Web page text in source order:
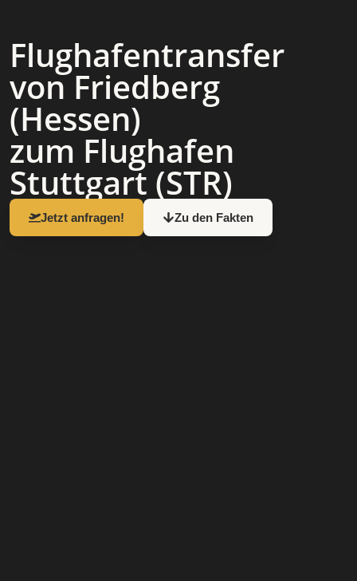
Flughafen­transfer
von Friedberg
(Hessen)
zum Flughafen
Stuttgart (STR)
Jetzt anfragen! Zu den Fakten